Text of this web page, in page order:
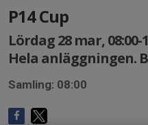
P14 Cup
Lördag 28 mar, 08:00-
Hela anläggningen.
Samling: 08:00